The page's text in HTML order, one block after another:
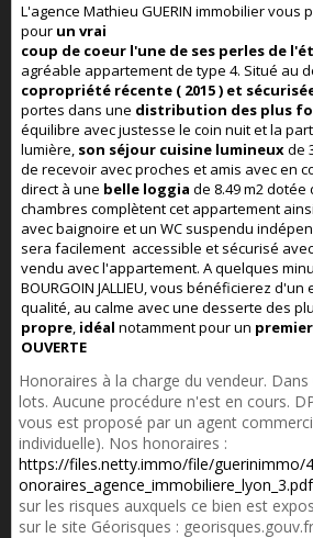
L'agence Mathieu GUERIN immobilier vous
pour un vrai
coup de coeur l'une de ses perles de
agréable appartement de type 4. Situé au
copropriété récente ( 2015 ) et
portes dans une distribution des plus
équilibre avec justesse le coin nuit et la
lumière, son séjour cuisine lumineuxde
de recevoir avec proches et amis avec en
direct à une belle loggia de 8.49 m2
chambres complètent cet appartement
avec baignoire et un WC suspendu
sera facilement accessible et sécurisé
vendu avec l'appartement. A quelques
BOURGOIN JALLIEU, vous bénéficierez
qualité, au calme avec une desserte des
propre, idéal notamment pour un
OUVERTE
Honoraires à la charge du vendeur.
lots. Aucune procédure n'est en cours.
vous est proposé par un agent
individuelle). Nos honoraires :
https://files.netty.immo/file/guerinimmo/
onoraires_agence_immobiliere_lyon_3.pdf
sur les risques auxquels ce bien est
sur le site Géorisques : georisques.gouv.fr